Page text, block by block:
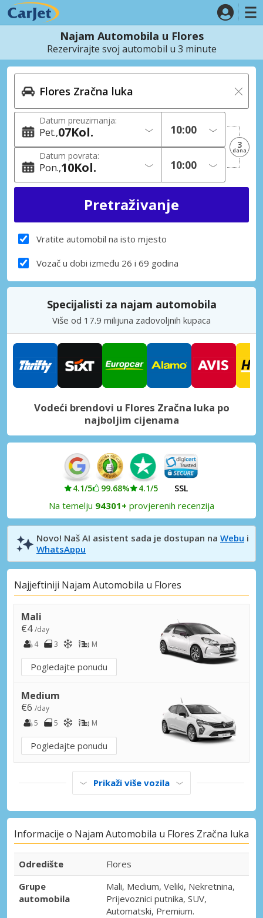
Najam Automobila u Flores
Rezervirajte svoj automobil u 3 minute
Datum preuzimanja:
Pet. 07Kol.
Datum povrata:
Pon. 10Kol.
3
dana
Vratite automobil na isto mjesto
Vozač u dobi između 26 i 69 godina
Specijalisti za najam automobila
Više od 17.9 milijuna zadovoljnih kupaca
Vodeći brendovi u Flores Zračna luka po
najboljim cijenama
4.1/5 99.68% 4.1/5 SSL
Na temelju 94301+ provjerenih recenzija
Novo! Naš AI asistent sada je dostupan na Webu i
WhatsAppu
Najjeftiniji Najam Automobila u Flores
Mali
€4/day
4
3 M
Pogledajte ponudu
Medium
€6 /day
5
5 M
Pogledajte ponudu
Prikaži više vozila
Informacije o Najam Automobila u Flores Zračna luka
Odredište
Flores
Grupe
automobila
Mali, Medium, Veliki, Nekretnina,
Prijevoznici putnika, SUV,
Automatski, Premium.